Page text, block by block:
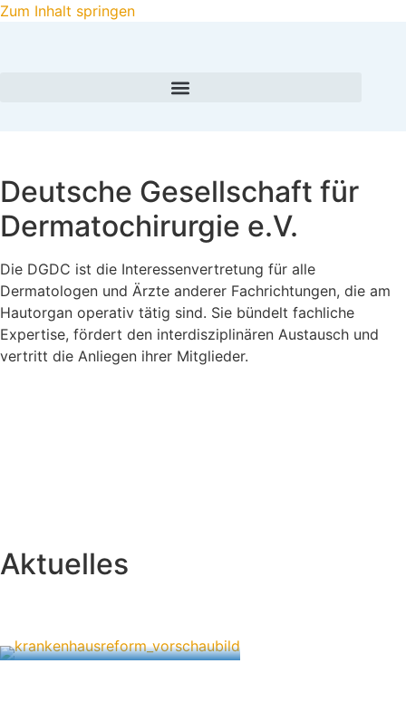
Zum Inhalt springen
Deutsche Gesellschaft für
Dermatochirurgie e.V.
Die DGDC ist die Interessenvertretung für alle
Dermatologen und Ärzte anderer Fachrichtungen, die am
Hautorgan operativ tätig sind. Sie bündelt fachliche
Expertise, fördert den interdisziplinären Austausch und
vertritt die Anliegen ihrer Mitglieder.
Aktuelles